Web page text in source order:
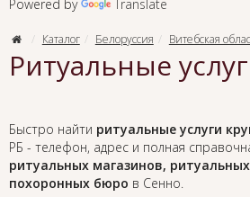
Powered by Translate
Каталог Белоруссия Витебская
Ритуальные
Быстро найти ритуальные услуги
РБ - телефон, адрес и полная
ритуальных магазинов,
похоронных бюро в Сенно.